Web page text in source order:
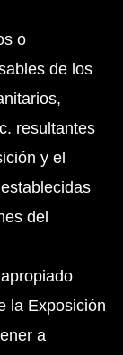
o
de los
resultantes
y el
del
la Exposición
a